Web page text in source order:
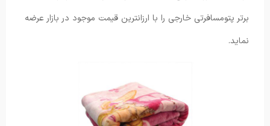
برتر پتومسافرتی خارجی را با ارزانترین قیمت موجود در بازار عرضه
نماید.